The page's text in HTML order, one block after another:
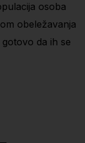
osoba
obeležavanja
da ih se